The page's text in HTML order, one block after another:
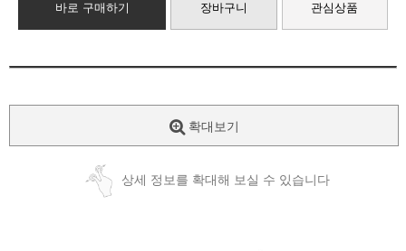
바로 구매하기 장바구니 관심상품
확대보기
상세 정보를 확대해 보실 수 있습니다